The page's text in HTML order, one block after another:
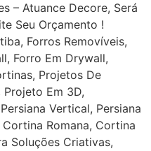
– Atuance Decore, Será
Seu Orçamento !
Forros Removíveis,
Forro Em Drywall,
Projetos De
Em 3D,
Vertical, Persiana
Romana, Cortina
Soluções Criativas,